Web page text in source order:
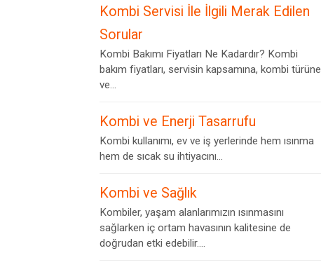
Kombi Servisi İle İlgili Merak Edilen
Sorular
Kombi Bakımı Fiyatları Ne Kadardır? Kombi
bakım fiyatları, servisin kapsamına, kombi türüne
ve...
Kombi ve Enerji Tasarrufu
Kombi kullanımı, ev ve iş yerlerinde hem ısınma
hem de sıcak su ihtiyacını...
Kombi ve Sağlık
Kombiler, yaşam alanlarımızın ısınmasını
sağlarken iç ortam havasının kalitesine de
doğrudan etki edebilir....